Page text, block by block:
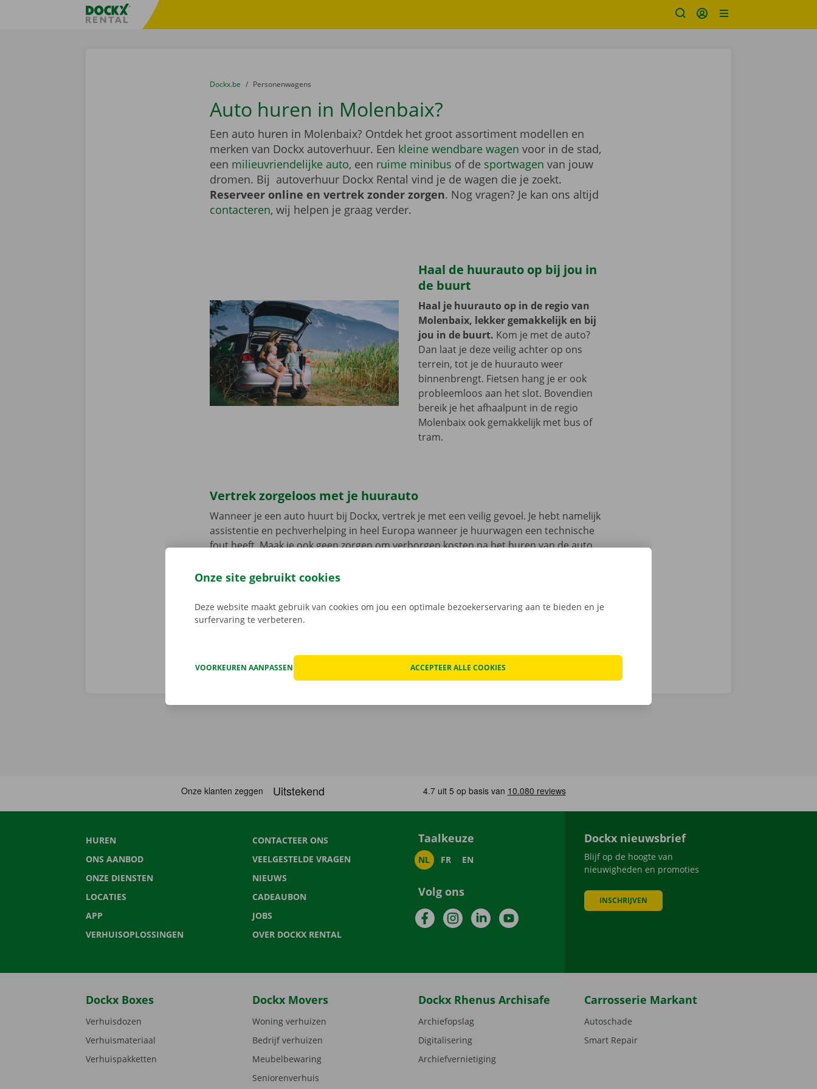
Taalselectie overslaanFratello DEMO
U bevindt zich hier:
van
Dockx.be naar
Personenwagens
Auto huren in Molenbaix?
Een auto huren in Molenbaix? Ontdek het groot assortiment modellen en
merken van Dockx autoverhuur. Een kleine wendbare wagen voor in de stad,
een milieuvriendelijke auto, een ruime minibus of de sportwagen van jouw
dromen. Bij autoverhuur Dockx Rental vind je de wagen die je zoekt.
Reserveer online en vertrek zonder zorgen. Nog vragen? Je kan ons altijd
contacteren, wij helpen je graag verder.
Haal de huurauto op bij jou in
de buurt
Haal je huurauto op in de regio van
Molenbaix, lekker gemakkelijk en bij
jou in de buurt. Kom je met de auto?
Dan laat je deze veilig achter op ons
terrein, tot je de huurauto weer
binnenbrengt. Fietsen hang je er ook
probleemloos aan het slot. Bovendien
bereik je het afhaalpunt in de regio
Molenbaix ook gemakkelijk met bus of
tram.
Vertrek zorgeloos met je huurauto
Wanneer je een auto huurt bij Dockx, vertrek je met een veilig gevoel. Je hebt namelijk
assistentie en pechverhelping in heel Europa wanneer je huurwagen een technische
fout heeft. Maak je ook geen zorgen om verborgen kosten na het huren van de auto.
persoonlijke service: daar gaan we voor.
HUREN
ONS AANBOD
ONZE DIENSTEN
LOCATIES
APP
VERHUISOPLOSSINGEN
CONTACTEER ONS
VEELGESTELDE VRAGEN
NIEUWS
CADEAUBON
JOBS
OVER DOCKX RENTAL
Taalkeuze
NL FR EN
Volg ons
FacebookInstagramLinkedInYouTube
Dockx nieuwsbrief
Blijf op de hoogte van
nieuwigheden en promoties
INSCHRIJVEN
Dockx Boxes
Verhuisdozen
Verhuismateriaal
Verhuispakketten
Dockx Movers
Woning verhuizen
Bedrijf verhuizen
Meubelbewaring
Seniorenverhuis
Dockx Rhenus Archisafe
Archiefopslag
Digitalisering
Archiefvernietiging
Carrosserie Markant
Autoschade
Smart Repair
Onze site gebruikt cookies
Deze website maakt gebruik van cookies om jou een optimale bezoekerservaring aan te bieden en je
surfervaring te verbeteren.
VOORKEUREN AANPASSEN ACCEPTEER ALLE COOKIES